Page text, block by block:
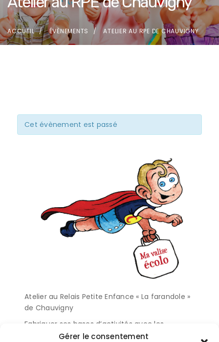
Gérer le consentement
ACCUEIL ÉVÈNEMENTS ATELIER AU RPE DE CHAUVIGNY
Cet évènement est passé
Atelier au Relais Petite Enfance « La farandole »
de Chauvigny
Fabriquer ses bases d’activités avec les
produits du placard